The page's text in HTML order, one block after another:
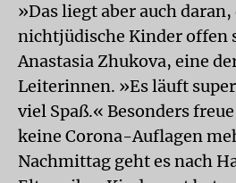
»Das liegt aber auch
nichtjüdische Kinder offen
Anastasia Zhukova, eine
Leiterinnen. »Es läuft
viel Spaß.« Besonders
keine Corona-Auflagen
Nachmittag geht es nach